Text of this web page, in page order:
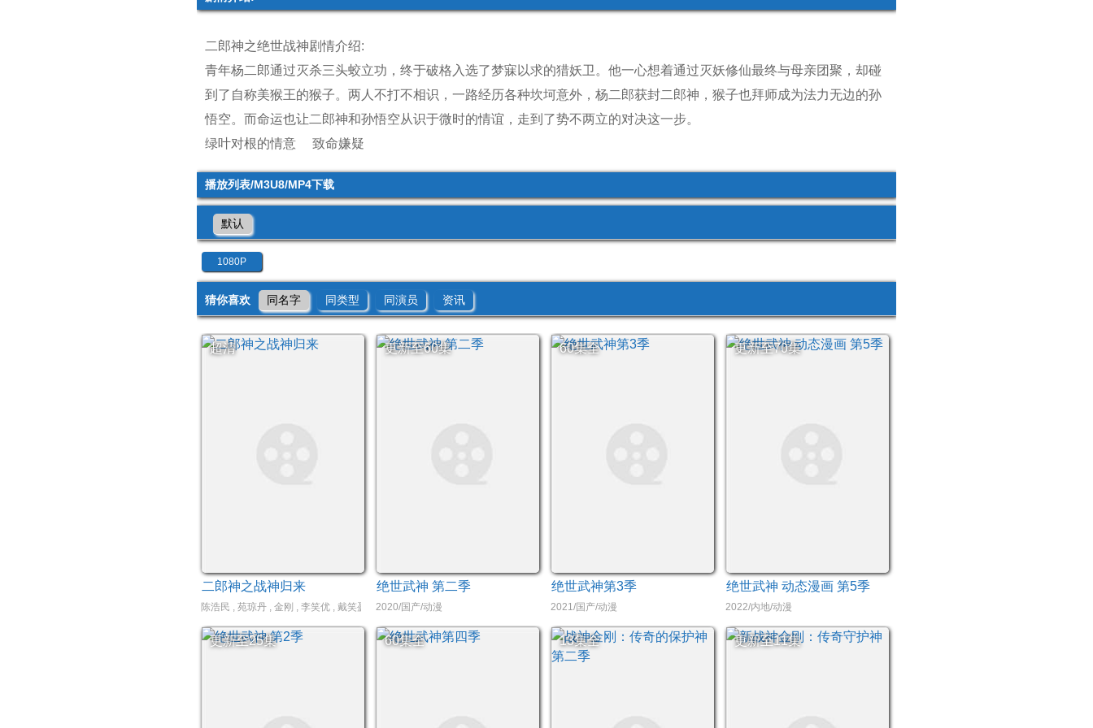
二郎神之绝世战神剧情介绍:
青年杨二郎通过灭杀三头蛟立功，终于破格入选了梦寐以求的猎妖卫。他一心想着通过灭妖修仙最终与母亲团聚，却碰
到了自称美猴王的猴子。两人不打不相识，一路经历各种坎坷意外，杨二郎获封二郎神，猴子也拜师成为法力无边的孙
悟空。而命运也让二郎神和孙悟空从识于微时的情谊，走到了势不两立的对决这一步。
绿叶对根的情意
致命嫌疑
播放列表/M3U8/MP4下载
默认
1080P
猜你喜欢 同名字 同类型 同演员 资讯
超清
二郎神之战神归来
陈浩民 , 苑琼丹 , 金刚 , 李笑优 , 戴笑盈
更新至60集
绝世武神 第二季
2020/国产/动漫
60集全
绝世武神第3季
2021/国产/动漫
更新至70集
绝世武神 动态漫画 第5季
2022/内地/动漫
更新至25集 60集全 13集全 更新至11集